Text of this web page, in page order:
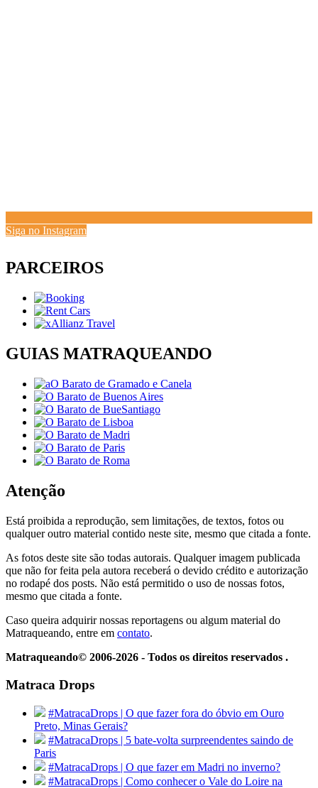
Siga no Instagram
PARCEIROS
GUIAS MATRAQUEANDO
Atenção
Está proibida a reprodução, sem limitações, de textos, fotos ou
qualquer outro material contido neste site, mesmo que citada a fonte.
As fotos deste site são todas autorais. Qualquer imagem publicada
que não for feita pela autora receberá o devido crédito e autorização
no rodapé dos posts. Não está permitido o uso de nossas fotos,
mesmo que citada a fonte.
Caso queira adquirir nossas reportagens ou algum material do
Matraqueando, entre em contato.
Matraqueando© 2006-2026 - Todos os direitos reservados .
Matraca Drops
#MatracaDrops | O que fazer fora do óbvio em Ouro
Preto, Minas Gerais?
#MatracaDrops | 5 bate-volta surpreendentes saindo de
Paris
#MatracaDrops | O que fazer em Madri no inverno?
#MatracaDrops | Como conhecer o Vale do Loire na